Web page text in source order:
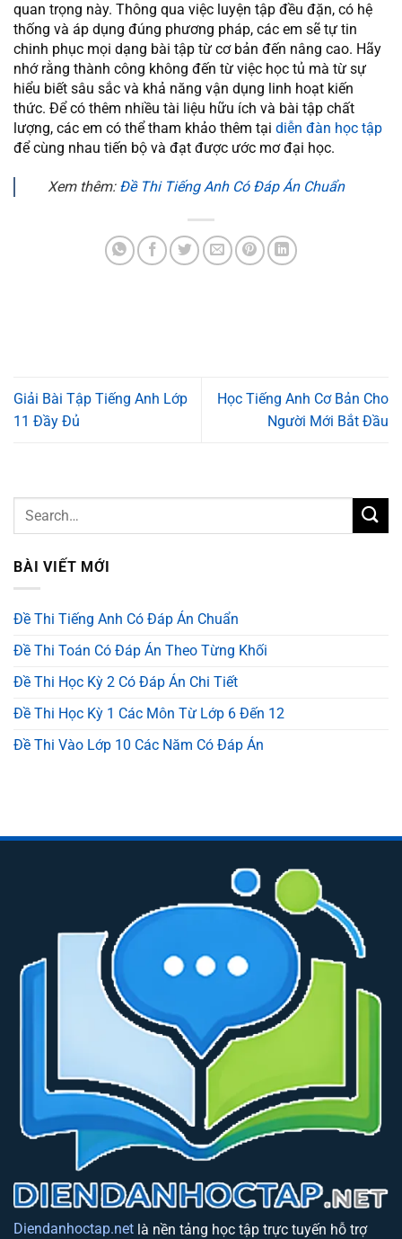
quan trọng này. Thông qua việc luyện tập đều đặn, có hệ
thống và áp dụng đúng phương pháp, các em sẽ tự tin
chinh phục mọi dạng bài tập từ cơ bản đến nâng cao. Hãy
nhớ rằng thành công không đến từ việc học tủ mà từ sự
hiểu biết sâu sắc và khả năng vận dụng linh hoạt kiến
thức. Để có thêm nhiều tài liệu hữu ích và bài tập chất
lượng, các em có thể tham khảo thêm tại diễn đàn học tập
để cùng nhau tiến bộ và đạt được ước mơ đại học.
Xem thêm: Đề Thi Tiếng Anh Có Đáp Án Chuẩn
Giải Bài Tập Tiếng Anh Lớp
11 Đầy Đủ
Học Tiếng Anh Cơ Bản Cho
Người Mới Bắt Đầu
BÀI VIẾT MỚI
Đề Thi Tiếng Anh Có Đáp Án Chuẩn
Đề Thi Toán Có Đáp Án Theo Từng Khối
Đề Thi Học Kỳ 2 Có Đáp Án Chi Tiết
Đề Thi Học Kỳ 1 Các Môn Từ Lớp 6 Đến 12
Đề Thi Vào Lớp 10 Các Năm Có Đáp Án
Diendanhoctap.net là nền tảng học tập trực tuyến hỗ trợ